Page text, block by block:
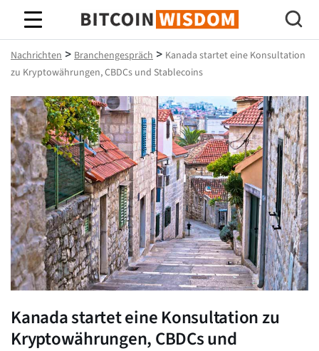
Bitcoin-Weisheit
Nachrichten > Branchengespräch > Kanada startet eine Konsultation
zu Kryptowährungen, CBDCs und Stablecoins
Kanada startet eine Konsultation zu
Kryptowährungen, CBDCs und